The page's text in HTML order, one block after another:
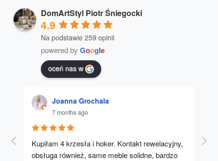
DomArtStyl Piotr Śniegocki
4.9
Na podstawie 259 opinii
powered by Google
oceń nas w
Joanna Grochala
7 months ago
Kupiłam 4 krzesła i hoker. Kontakt rewelacyjny,
obsługa również, same meble solidne, bardzo
A